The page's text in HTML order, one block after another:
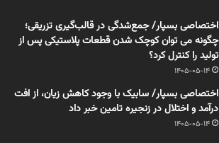
اختصاصی بسپار/ جمع‌شدگی در قالب‌گیری تزریقی؛
چگونه می توان کوچک شدن قطعات پلاستیکی پس از
تولید را کنترل کرد؟
1405-05-14
اختصاصی بسپار/ سابیک با وجود کاهش زیان، از افت
درآمد و اختلال در زنجیره تامین خبر داد
1405-05-14